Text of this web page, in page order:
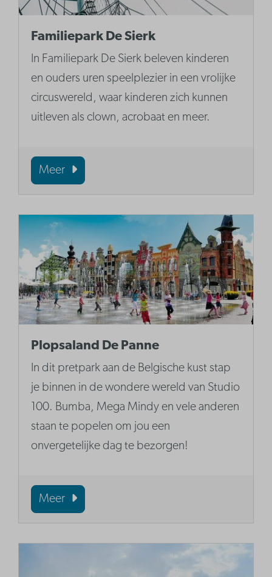
Familiepark De Sierk
In Familiepark De Sierk beleven kinderen
en ouders uren speelplezier in een vrolijke
circuswereld, waar kinderen zich kunnen
uitleven als clown, acrobaat en meer.
Meer
Plopsaland De Panne
In dit pretpark aan de Belgische kust stap
je binnen in de wondere wereld van Studio
100. Bumba, Mega Mindy en vele anderen
staan te popelen om jou een
onvergetelijke dag te bezorgen!
Meer